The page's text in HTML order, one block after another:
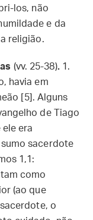
los, não
e da
religião.
(vv. 25-38).1.
havia em
[5]. Alguns
de Tiago
ele era
sumo sacerdote
1,1:
como
(ao que
o